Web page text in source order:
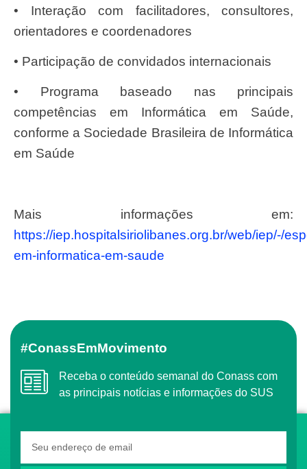
• Interação com facilitadores, consultores,
orientadores e coordenadores
• Participação de convidados internacionais
• Programa baseado nas principais
competências em Informática em Saúde,
conforme a Sociedade Brasileira de Informática
em Saúde
Mais informações em:
https://iep.hospitalsiriolibanes.org.br/web/iep/-/
em-informatica-em-saude
#ConassEmMovimento
Receba o conteúdo semanal do Conass com
as principais notícias e informações do SUS